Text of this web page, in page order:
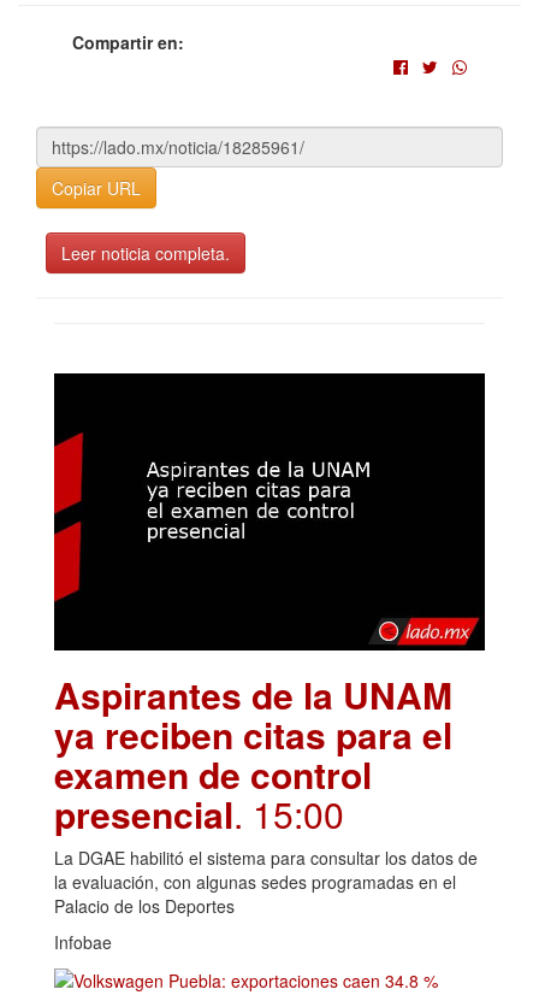
Compartir en:
Copiar URL
Leer noticia completa.
Aspirantes de la UNAM
ya reciben citas para el
examen de control
presencial. 15:00
La DGAE habilitó el sistema para consultar los datos de
la evaluación, con algunas sedes programadas en el
Palacio de los Deportes
Infobae